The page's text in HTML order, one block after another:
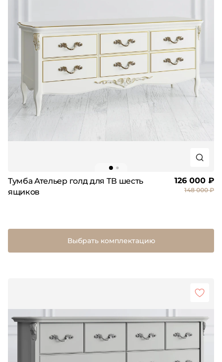
Тумба Ательер голд для ТВ шесть
ящиков
126 000 ₽
148 000 ₽
Выбрать комплектацию